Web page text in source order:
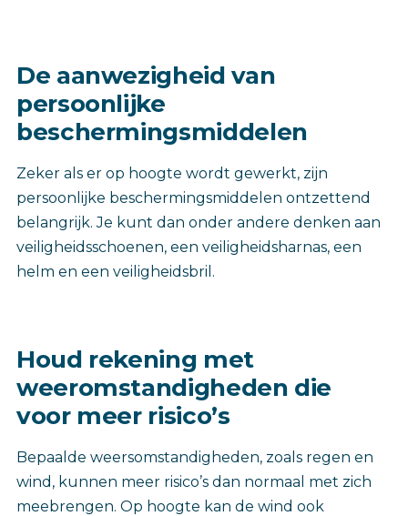
De aanwezigheid van
persoonlijke
beschermingsmiddelen
Zeker als er op hoogte wordt gewerkt, zijn
persoonlijke beschermingsmiddelen ontzettend
belangrijk. Je kunt dan onder andere denken aan
veiligheidsschoenen, een veiligheidsharnas, een
helm en een veiligheidsbril.
Houd rekening met
weeromstandigheden die
voor meer risico’s
Bepaalde weersomstandigheden, zoals regen en
wind, kunnen meer risico’s dan normaal met zich
meebrengen. Op hoogte kan de wind ook